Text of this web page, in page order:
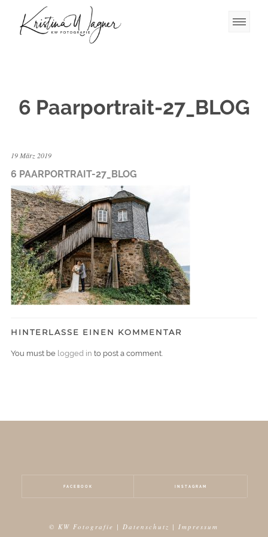
6 Paarportrait-27_BLOG
19 März 2019
6 PAARPORTRAIT-27_BLOG
HINTERLASSE EINEN KOMMENTAR
You must be logged in to post a comment.
FACEBOOK INSTAGRAM
© KW Fotografie |Datenschutz |Impressum